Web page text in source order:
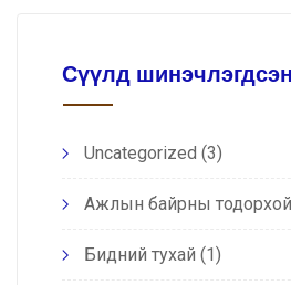
Сүүлд шинэчлэгдсэн
Uncategorized (3)
Ажлын байрны
Бидний тухай (1)